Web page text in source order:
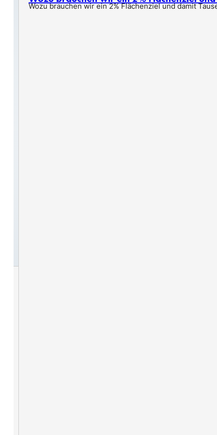
Wozu brauchen wir ein 2% Flächenziel und damit